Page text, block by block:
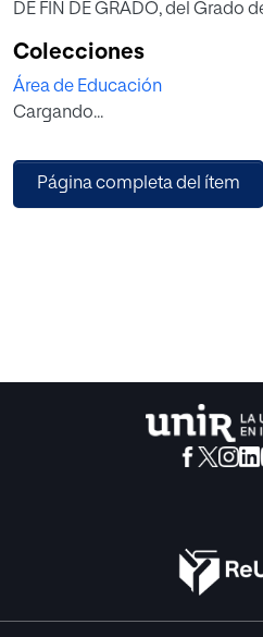
DE FIN DE GRADO, del Grado
Considero que la Etapa de
importancia ya que en los
primeros años de vida existe
modo, esta etapa condicionará
educativas y por lo tanto,
Colecciones
Área de Educación
Cargando...
Página completa del ítem